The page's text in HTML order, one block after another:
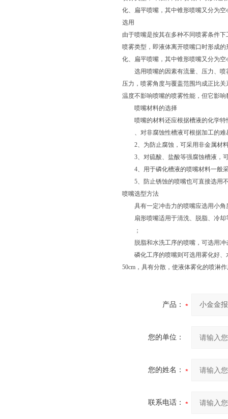
化、扁平喷嘴，其中锥形喷嘴又分为
选用
由于喷嘴是按其在多种不同喷雾条件
喷雾类型，即液体离开喷嘴口时形成
化、扁平喷嘴，其中锥形喷嘴又分为
选用喷嘴的因素有流量、压力、喷
压力，喷雾角度与覆盖范围均成正比
温度不影响喷嘴的喷雾性能，但它影
喷嘴材料的选择
喷嘴的材料还应根据槽液的化学特
、对非腐蚀性槽液可根据加工的难
2、为防止腐蚀，可采用非金属材
3、对硫酸、盐酸等强腐蚀槽液，
4、用于磷化槽液的喷嘴材料一般
5、防止锈蚀的喷嘴也可直接选用
喷嘴选型方法
具有一定冲击力的喷嘴应选用小角
扇形喷嘴适用于清洗、脱脂、冷却
；
脱脂和水洗工序的喷嘴，可选用冲
磷化工序的喷嘴则可选用雾化好、
50cm，具有分散，使液体雾化的喷淋
产品：
您的单位：
您的姓名：
联系电话：